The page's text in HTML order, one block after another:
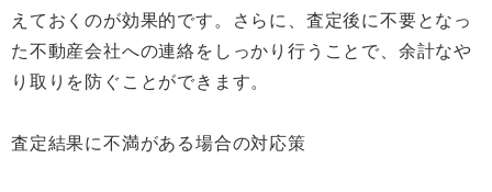
えておくのが効果的です。さらに、査定後に不要となっ
た不動産会社への連絡をしっかり行うことで、余計なや
り取りを防ぐことができます。
査定結果に不満がある場合の対応策